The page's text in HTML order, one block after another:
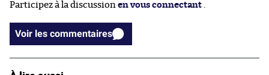
Participez à la discussion en vous connectant .
Voir les commentaires